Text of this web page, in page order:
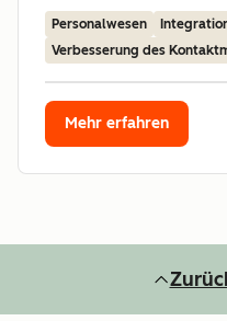
Personalwesen
Verbesserung des
Mehr erfahren